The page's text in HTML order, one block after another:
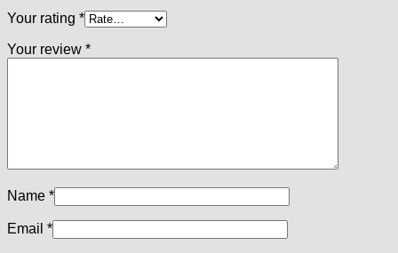
Your rating *
Your review *
Name *
Email *